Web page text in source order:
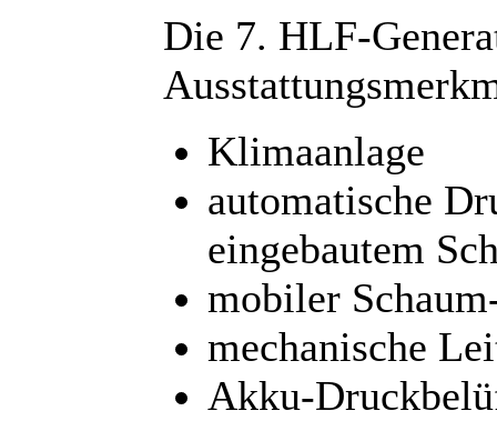
Die 7. HLF-
Klimaanlage
automatische
eingebautem
mobiler
mechanische
Akku-